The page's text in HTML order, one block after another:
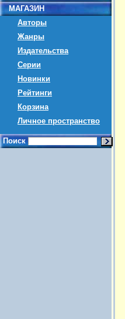
МАГАЗИН
Авторы
Жанры
Издательства
Серии
Новинки
Рейтинги
Корзина
Личное пространство
Поиск